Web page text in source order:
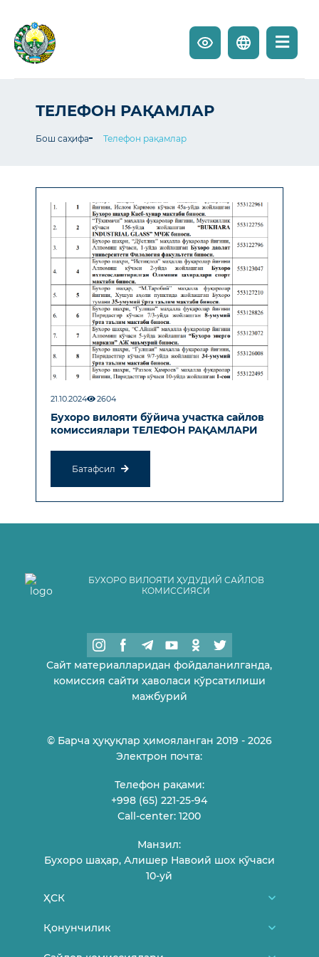
ТЕЛЕФОН РАҚАМЛАР
Бош саҳифа Телефон рақамлар
21.10.2024 2604
Бухоро вилояти бўйича участка сайлов
комиссиялари ТЕЛЕФОН РАҚАМЛАРИ
Батафсил
БУХОРО ВИЛОЯТИ ҲУДУДИЙ САЙЛОВ
КОМИССИЯСИ
Сайт материалларидан фойдаланилганда,
комиссия сайти ҳаволаси кўрсатилиши
мажбурий
© Барча ҳуқуқлар ҳимояланган 2019 - 2026
Электрон почта:
Телефон рақами:
+998 (65) 221-25-94
Call-center: 1200
Манзил:
Бухоро шаҳар, Алишер Навоий шох кўчаси
10-уй
ҲСК
Биз ҳақимизда
Қонунчилик
Ўзбекистон Республикаси Конституцияси